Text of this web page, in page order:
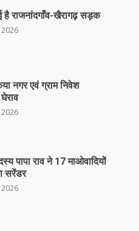
है राजनांदगाँव-खैरागढ़ सड़क
नगर एवं ग्राम निवेश
पापा राव ने 17 माओवादियों
सरेंडर